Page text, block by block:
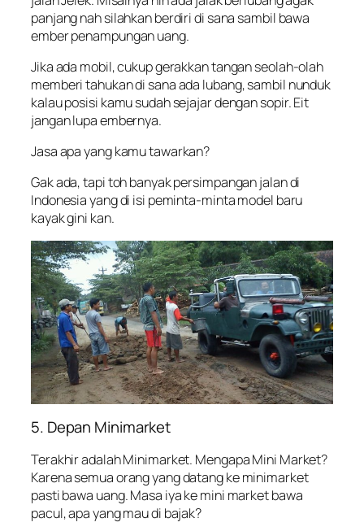
panjang nah silahkan berdiri di sana sambil bawa
ember penampungan uang.
Jika ada mobil, cukup gerakkan tangan seolah-olah
memberi tahukan di sana ada lubang, sambil nunduk
kalau posisi kamu sudah sejajar dengan sopir. Eit
jangan lupa embernya.
Jasa apa yang kamu tawarkan?
Gak ada, tapi toh banyak persimpangan jalan di
Indonesia yang di isi peminta-minta model baru
kayak gini kan.
5. Depan Minimarket
Terakhir adalah Minimarket. Mengapa Mini Market?
Karena semua orang yang datang ke minimarket
pasti bawa uang. Masa iya ke mini market bawa
pacul, apa yang mau di bajak?